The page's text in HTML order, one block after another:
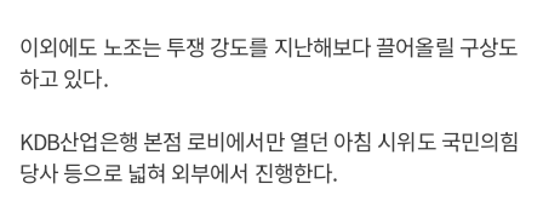
이외에도 노조는 투쟁 강도를 지난해보다 끌어올릴 구상도
하고 있다.
KDB산업은행 본점 로비에서만 열던 아침 시위도 국민의힘
당사 등으로 넓혀 외부에서 진행한다.